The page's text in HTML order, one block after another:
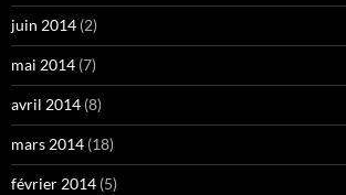
juin 2014 (2)
mai 2014 (7)
avril 2014 (8)
mars 2014 (18)
février 2014 (5)